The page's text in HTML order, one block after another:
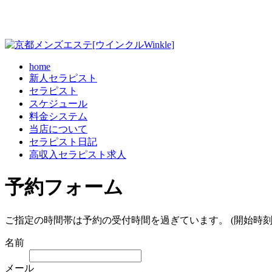
home
新人セラピスト
セラピスト
スケジュール
料金システム
当店について
セラピスト日記
高収入セラピスト求人
予約フォーム
ご指定の時間帯は予約の受付時間を過ぎています。 (開始時
名前
メール